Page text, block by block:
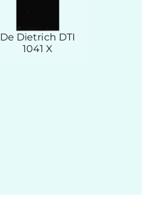
De Dietrich DTI
1041 X